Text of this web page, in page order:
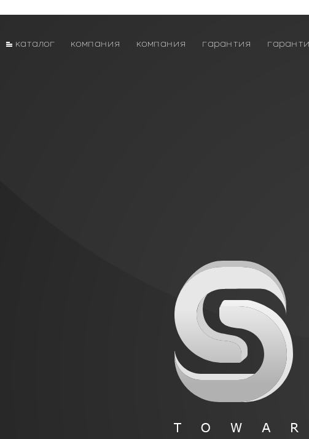
каталог компания компания гарантия